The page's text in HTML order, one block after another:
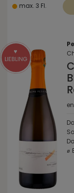
max. 3 Fl.
⌀